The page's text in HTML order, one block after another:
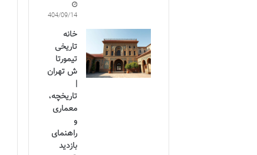
1404/09/14
خانه
تاریخی
تیمورتا
ش تهران
|
تاریخچه،
معماری
و
راهنمای
بازدید